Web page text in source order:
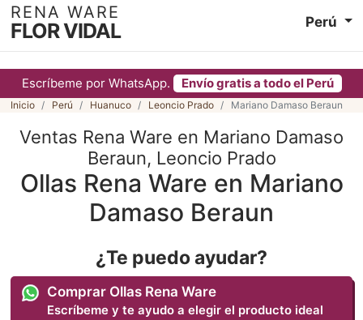
Escríbeme por WhatsApp. Envío gratis a todo el Perú
RENA WARE
FLOR VIDAL Perú
Inicio Perú Huanuco Leoncio Prado Mariano Damaso Beraun
Ventas Rena Ware en Mariano Damaso
Beraun, Leoncio Prado
Ollas Rena Ware en Mariano
Damaso Beraun
¿Te puedo ayudar?
Comprar Ollas Rena Ware
Escríbeme y te ayudo a elegir el producto ideal